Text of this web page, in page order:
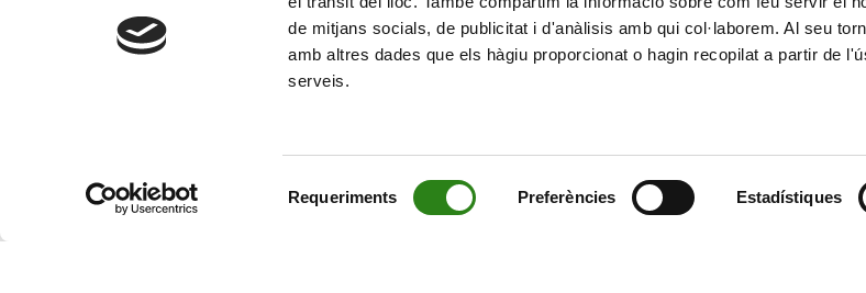
de mitjans socials, de publicitat i d'anàlisis amb qui col·laborem. Al seu
amb altres dades que els hàgiu proporcionat o hagin recopilat a partir de
serveis.
Requeriments Preferències Estadístiques